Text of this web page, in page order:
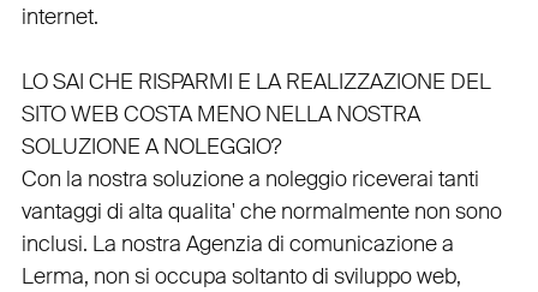
internet.
LO SAI CHE RISPARMI E LA REALIZZAZIONE DEL
SITO WEB COSTA MENO NELLA NOSTRA
SOLUZIONE A NOLEGGIO?
Con la nostra soluzione a noleggio riceverai tanti
vantaggi di alta qualita' che normalmente non sono
inclusi. La nostra Agenzia di comunicazione a
Lerma, non si occupa soltanto di sviluppo web,